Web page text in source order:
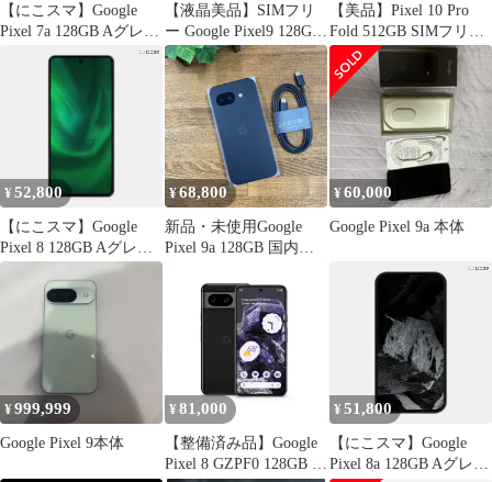
【にこスマ】Google
Pixel 7a 128GB Aグレー
ド Charcoal Snow Sea
【液晶美品】SIMフリ
ー Google Pixel9 128GB
Wintergreen
【美品】Pixel 10 Pro
Fold 512GB SIMフリー
残債なし
¥52,800
【にこスマ】Google
Pixel 8 128GB Aグレー
ド Obsidian Hazel Rose
¥68,800
新品・未使用Google
Pixel 9a 128GB 国内版
¥60,000
Google Pixel 9a 本体
¥999,999
Google Pixel 9本体
¥ 81,000
【整備済み品】Google
Pixel 8 GZPF0 128GB バ
¥51,800
【にこスマ】Google
Pixel 8a 128GB Aグレー